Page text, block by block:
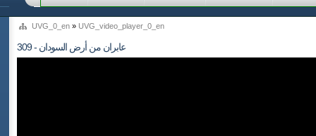
UVG_0_en » UVG_video_player_0_en
309 - عابران من أرض السودان